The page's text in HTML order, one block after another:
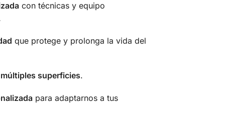
con técnicas y equipo
que protege y prolonga la vida del
superficies.
para adaptarnos a tus